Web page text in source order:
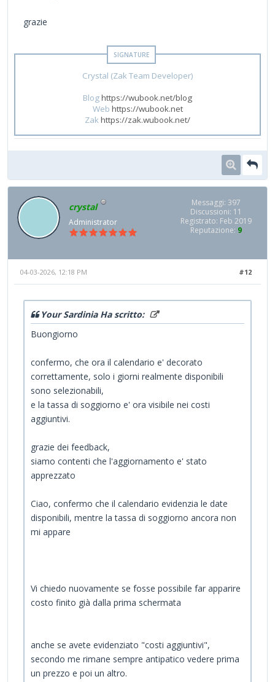
grazie
Crystal (Zak Team Developer)
Bloghttps://wubook.net/blog
Web https://wubook.net
Zakhttps://zak.wubook.net/
crystal
Administrator
Messaggi: 397
Discussioni: 11
Registrato: Feb 2019
Reputazione: 9
#12
04-03-2026, 12:18 PM
Your Sardinia Ha scritto:
Buongiorno
confermo, che ora il calendario e' decorato
correttamente, solo i giorni realmente disponibili
sono selezionabili,
e la tassa di soggiorno e' ora visibile nei costi
aggiuntivi.
grazie dei feedback,
siamo contenti che l'aggiornamento e' stato
apprezzato
Ciao, confermo che il calendario evidenzia le date
disponibili, mentre la tassa di soggiorno ancora non
mi appare
Vi chiedo nuovamente se fosse possibile far apparire
costo finito già dalla prima schermata
anche se avete evidenziato "costi aggiuntivi",
secondo me rimane sempre antipatico vedere prima
un prezzo e poi un altro.